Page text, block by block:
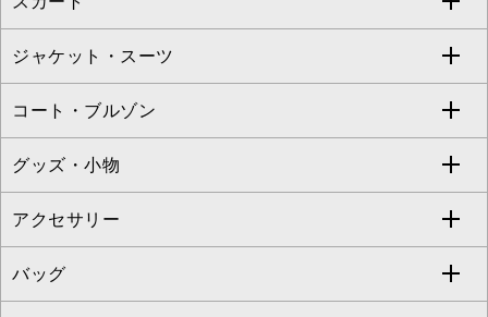
ニット・セーター
カーディガン
アンサンブルセット
ベスト・ジレ
パーカー
ドレス
チュニック
ジャンパースカート
その他のワンピース・ドレス
フルレングスパンツ
クロップド・半端丈パンツ
ガウチョ・ワイドパンツ
ハーフ・ショート丈パンツ
サロペット・オールインワン
すべてのスカート
ロング・マキシ丈スカート
ひざ丈スカート
ミモレ丈スカート
ショート・ミニ丈スカート
ジャケット・スーツ
すべてのジャケット・スーツ
テーラードジャケット
ノーカラージャケット
セットアップ
コート・ブルゾン
すべてのコート・ブルゾン
トレンチコート
ピーコート
グッズ・小物
すべてのグッズ・小物
マスク
アクセサリー
すべてのアクセサリー
バッグ